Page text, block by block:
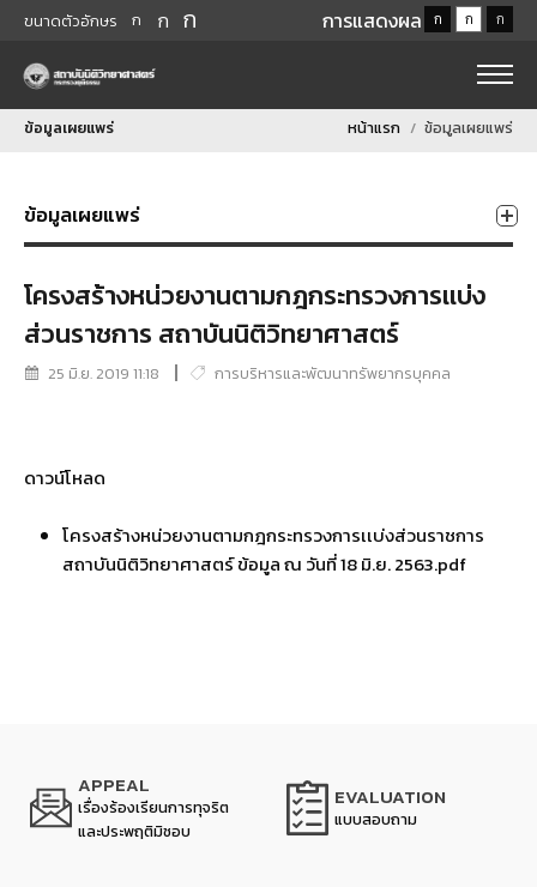
ขนาดตัวอักษร ก ก ก การแสดงผล ก ก ก
ข้อมูลเผยแพร่ หน้าแรก ข้อมูลเผยแพร่
ข้อมูลเผยแพร่
โครงสร้างหน่วยงานตามกฎกระทรวงการเเบ่ง
ส่วนราชการ สถาบันนิติวิทยาศาสตร์
25 มิ.ย. 2019 11:18 การบริหารและพัฒนาทรัพยากรบุคคล
ดาวน์โหลด
โครงสร้างหน่วยงานตามกฎกระทรวงการเเบ่งส่วนราชการ
สถาบันนิติวิทยาศาสตร์ ข้อมูล ณ วันที่ 18 มิ.ย. 2563.pdf
APPEAL
เรื่องร้องเรียนการทุจริต
และประพฤติมิชอบ
EVALUATION
แบบสอบถาม